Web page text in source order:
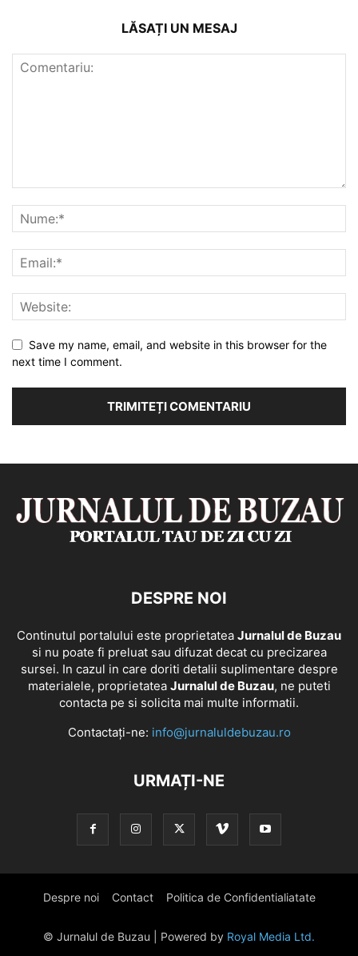
LĂSAȚI UN MESAJ
Save my name, email, and website in this browser for the
next time I comment.
DESPRE NOI
Continutul portalului este proprietatea Jurnalul de Buzau
si nu poate fi preluat sau difuzat decat cu precizarea
sursei. In cazul in care doriti detalii suplimentare despre
materialele, proprietatea Jurnalul de Buzau, ne puteti
contacta pe si solicita mai multe informatii.
Contactați-ne: info@jurnaluldebuzau.ro
URMAȚI-NE
Despre noi Contact Politica de Confidentialiatate
© Jurnalul de Buzau | Powered by Royal Media Ltd.